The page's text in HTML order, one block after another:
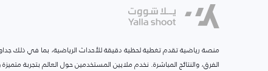
منصة رياضية تقدم تغطية لحظية دقيقة للأحداث الرياضية، بما في ذلك
الفرق، والنتائج المباشرة. نخدم ملايين المستخدمين حول العالم بتجربة